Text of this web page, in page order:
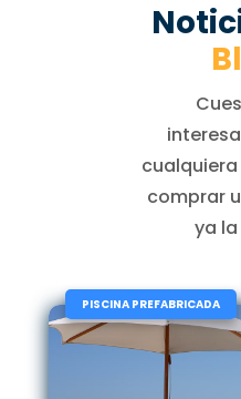
comprar
ya
| PISCINA PREFABRICADA